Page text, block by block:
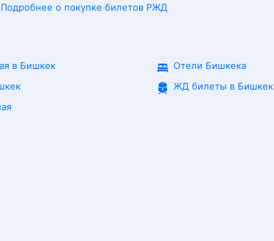
Подробнее о покупке билетов РЖД
в Бишкек
Отели Бишкека
ЖД билеты в Бишкек